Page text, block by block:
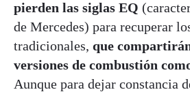
pierden las siglas EQ
de Mercedes) para recuperar
tradicionales, que
versiones de combustión
Aunque para dejar constancia